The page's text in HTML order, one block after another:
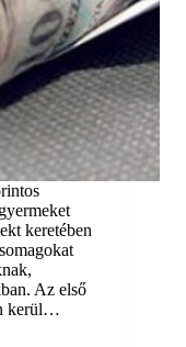
keretében
Az első
kerül…